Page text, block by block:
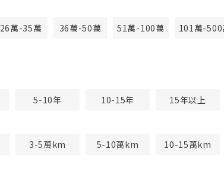
26萬-35萬 36萬-50萬 51萬-100萬 101萬-500
5-10年 10-15年
15年以上
3-5萬km 5-10萬km
10-15萬km